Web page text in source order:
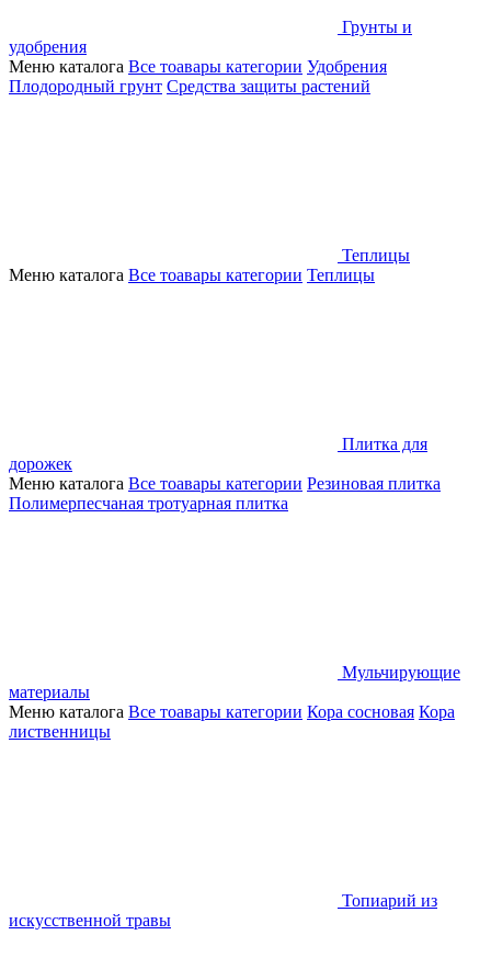
Грунты и
удобрения
Меню каталога Все тоавары категории Удобрения
Плодородный грунт Средства защиты растений
Теплицы
Меню каталога Все тоавары категории Теплицы
Плитка для
дорожек
Меню каталога Все тоавары категории Резиновая плитка
Полимерпесчаная тротуарная плитка
Мульчирующие
материалы
Меню каталога Все тоавары категории Кора сосновая Кора
лиственницы
Топиарий из
искусственной травы